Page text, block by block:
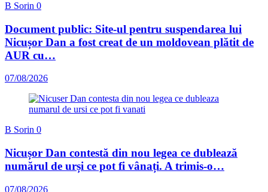
B Sorin 0
Document public: Site-ul pentru suspendarea lui
Nicușor Dan a fost creat de un moldovean plătit de
AUR cu…
07/08/2026
B Sorin 0
Nicușor Dan contestă din nou legea ce dublează
numărul de urși ce pot fi vânați. A trimis-o…
07/08/2026